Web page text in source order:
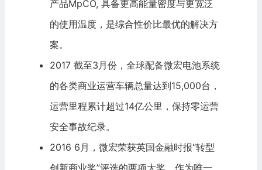
产品MpCO, 具备更高能量密度与更宽泛
的使用温度，是综合性价比最优的解决方
案。
2017 截至3月份，全球配备微宏电池系统
的各类商业运营车辆总量达到15,000台，
运营里程累计超过14亿公里，保持零运营
安全事故纪录。
2016 6月，微宏荣获英国金融时报“转型